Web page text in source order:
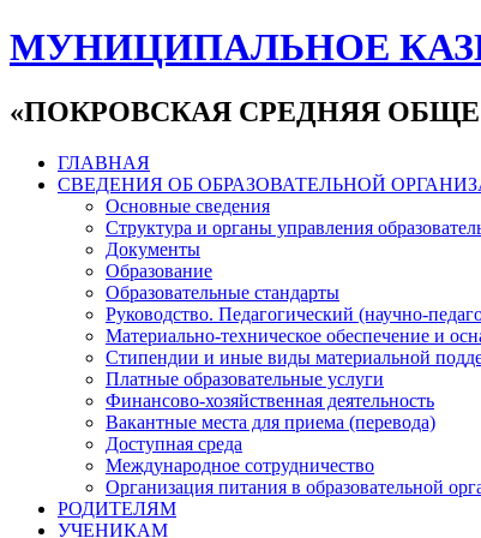
МУНИЦИПАЛЬНОЕ
«ПОКРОВСКАЯ СРЕДНЯЯ
ГЛАВНАЯ
СВЕДЕНИЯ ОБ ОБРАЗОВАТЕЛЬНОЙ
Основные сведения
Структура и органы управления
Документы
Образование
Образовательные стандарты
Руководство. Педагогический (научно-
Материально-техническое обеспечение и
Стипендии и иные виды материальной
Платные образовательные услуги
Финансово-хозяйственная деятельность
Вакантные места для приема (перевода)
Доступная среда
Международное сотрудничество
Организация питания в образовательной
РОДИТЕЛЯМ
УЧЕНИКАМ